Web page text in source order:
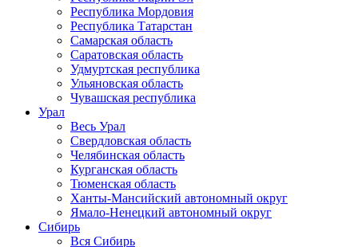
Республика Мордовия
Республика Татарстан
Самарская область
Саратовская область
Удмуртская республика
Ульяновская область
Чувашская республика
Урал
Весь Урал
Свердловская область
Челябинская область
Курганская область
Тюменская область
Ханты-Мансийский автономный округ
Ямало-Ненецкий автономный округ
Сибирь
Вся Сибирь